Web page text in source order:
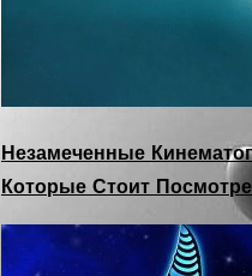
Незамеченные
Которые Стоит